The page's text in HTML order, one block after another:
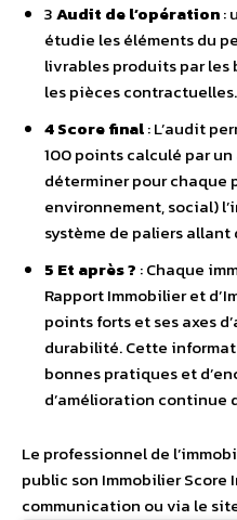
3Audit de l’opération:
étudie les éléments du
livrables produits par les
les pièces contractuelles.
4 Score final: L’audit
100 points calculé par
déterminer pour chaque
environnement, social)
système de paliers allant
5 Et après ? : Chaque
Rapport Immobilier et
points forts et ses axes
durabilité. Cette
bonnes pratiques et
d’amélioration continue
Le professionnel de
public son Immobilier Score
communication ou via le